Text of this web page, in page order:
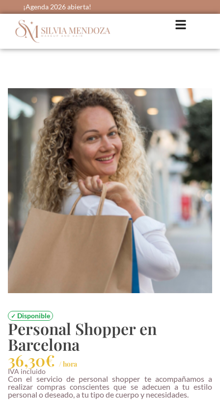
¡Agenda 2026 abierta!
✓ Disponible
Personal Shopper en
Barcelona
36,30€ / hora
IVA incluido
Con el servicio de personal shopper te acompañamos a
realizar compras conscientes que se adecuen a tu estilo
personal o deseado, a tu tipo de cuerpo y necesidades.